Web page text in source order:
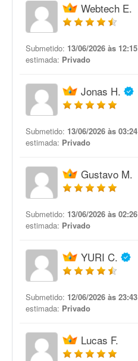
Webtech E.
Submetido: 13/06/2026 às 12:15
estimada: Privado
Jonas H.
Submetido: 13/06/2026 às 03:24
estimada: Privado
Gustavo M.
Submetido: 13/06/2026 às 02:26
estimada: Privado
YURI C.
Submetido: 12/06/2026 às 23:43
estimada: Privado
Lucas F.